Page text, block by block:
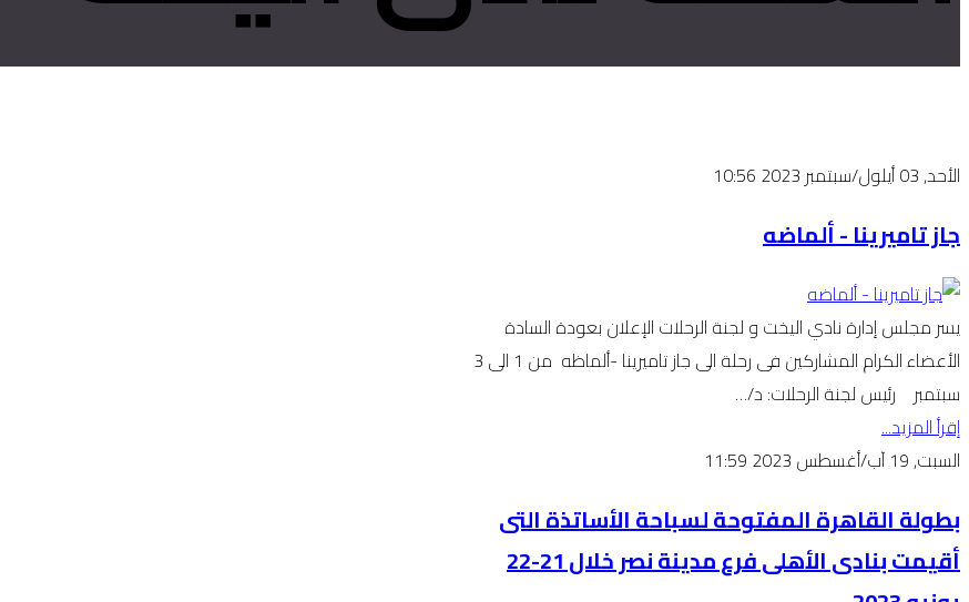
الأحد, 03 أيلول/سبتمبر 2023 10:56
جاز تاميرينا - ألماضه
يسر مجلس إدارة نادي اليخت و لجنة الرحلات الإعلان بعودة السادة
الأعضاء الكرام المشاركين فى رحلة الى جاز تاميرينا -ألماظه من 1 الى 3
سبتمبر رئيس لجنة الرحلات: د/…
إقرأ المزيد...
السبت, 19 آب/أغسطس 2023 11:59
بطولة القاهرة المفتوحة لسباحة الأساتذة التى
أقيمت بنادى الأهلى فرع مدينة نصر خلال 21-22